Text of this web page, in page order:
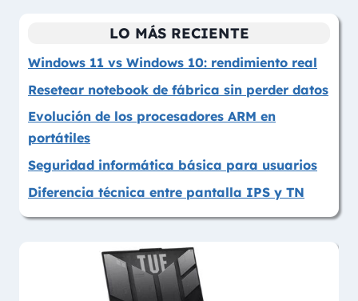
LO MÁS RECIENTE
Windows 11 vs Windows 10: rendimiento real
Resetear notebook de fábrica sin perder datos
Evolución de los procesadores ARM en
portátiles
Seguridad informática básica para usuarios
Diferencia técnica entre pantalla IPS y TN